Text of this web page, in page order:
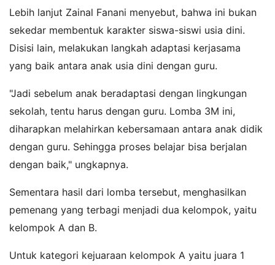
Lebih lanjut Zainal Fanani menyebut, bahwa ini bukan
sekedar membentuk karakter siswa-siswi usia dini.
Disisi lain, melakukan langkah adaptasi kerjasama
yang baik antara anak usia dini dengan guru.
"Jadi sebelum anak beradaptasi dengan lingkungan
sekolah, tentu harus dengan guru. Lomba 3M ini,
diharapkan melahirkan kebersamaan antara anak didik
dengan guru. Sehingga proses belajar bisa berjalan
dengan baik," ungkapnya.
Sementara hasil dari lomba tersebut, menghasilkan
pemenang yang terbagi menjadi dua kelompok, yaitu
kelompok A dan B.
Untuk kategori kejuaraan kelompok A yaitu juara 1